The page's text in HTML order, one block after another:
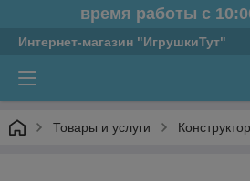
время работы с
Интернет-магазин "ИгрушкиТут"
Товары и услуги